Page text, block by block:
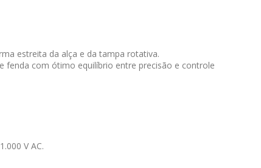
estreita da alça e da tampa rotativa.
fenda com ótimo equilíbrio entre precisão e controle
V AC.